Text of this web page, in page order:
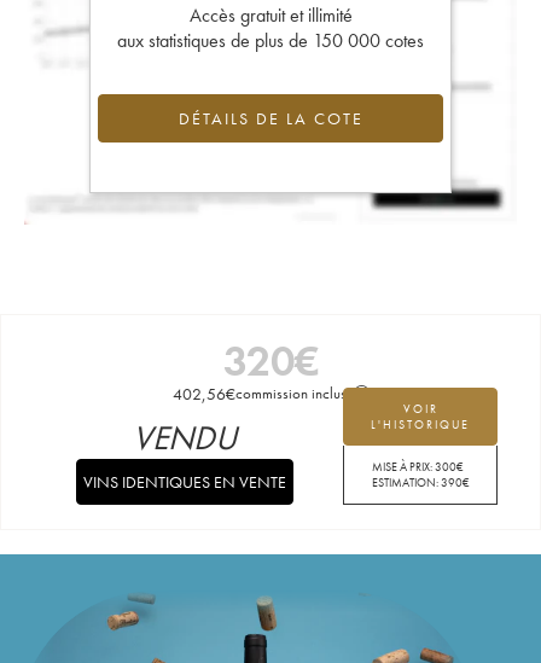
Accès gratuit et illimité
aux statistiques de plus de 150 000 cotes
DÉTAILS DE LA COTE
320€
402,56€commission incluse
VOIR
L'HISTORIQUE
MISE À PRIX:300€
ESTIMATION:390€
VENDU
VINS IDENTIQUES EN VENTE